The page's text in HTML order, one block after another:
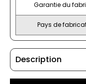
Garantie du
Pays de
Description